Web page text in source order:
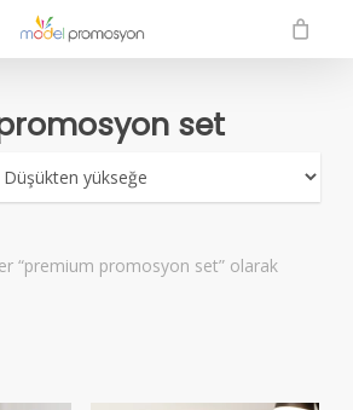
set
“premium promosyon set” olarak